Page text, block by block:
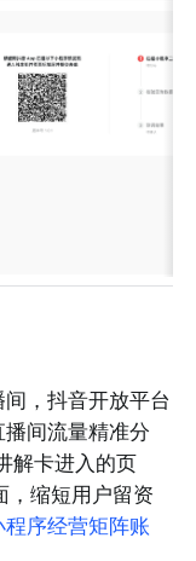
，抖音开放平台
间流量精准分
解卡进入的页
，缩短用户留资
程序经营矩阵账